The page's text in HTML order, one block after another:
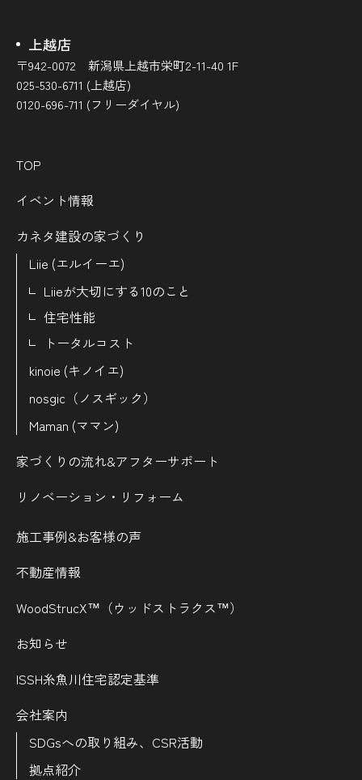
上越店
〒942-0072 新潟県上越市栄町2-11-40 1F
025-530-6711 (上越店)
0120-696-711 (フリーダイヤル)
TOP
イベント情報
カネタ建設の家づくり
Liie (エルイーエ)
Liieが大切にする10のこと
住宅性能
トータルコスト
kinoie (キノイエ)
nosgic（ノスギック）
Maman (ママン)
家づくりの流れ&アフターサポート
リノベーション・リフォーム
施工事例&お客様の声
不動産情報
WoodStrucX™（ウッドストラクス™）
お知らせ
ISSH糸魚川住宅認定基準
会社案内
SDGsへの取り組み、CSR活動
拠点紹介